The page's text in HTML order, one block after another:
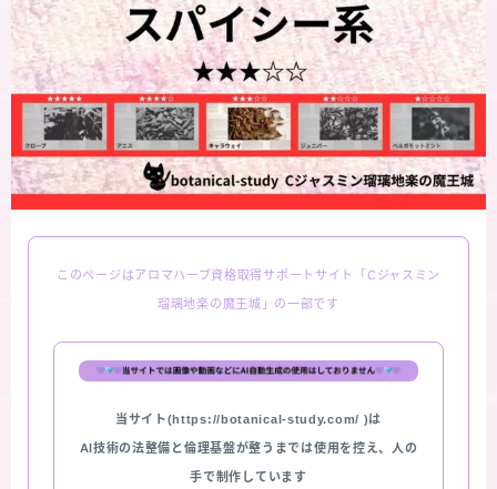
このページはアロマハーブ資格取得サポートサイト「Cジャスミン
瑠璃地楽の魔王城」の一部です
当サイト(https://botanical-study.com/ )は
AI技術の法整備と倫理基盤が整うまでは使用を控え、人の
手で制作しています